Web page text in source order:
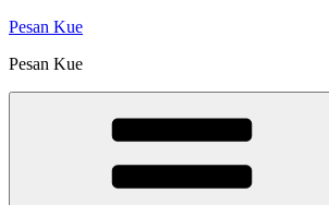
Skip
content
Pesan Kue
Pesan Kue